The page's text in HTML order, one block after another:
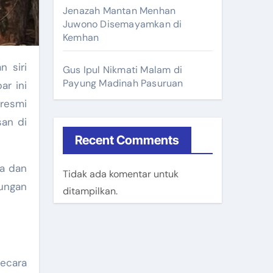
siri
ini
di
dan
Jenazah Mantan Menhan
Juwono Disemayamkan di
Kemhan
Gus Ipul Nikmati Malam di
Payung Madinah Pasuruan
Recent Comments
Tidak ada komentar untuk
ditampilkan.